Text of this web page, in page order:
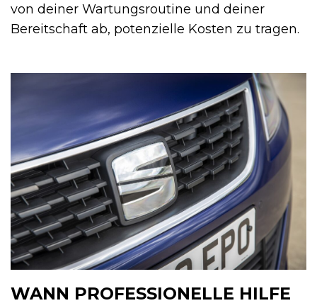
von deiner Wartungsroutine und deiner
Bereitschaft ab, potenzielle Kosten zu tragen.
WANN PROFESSIONELLE HILFE